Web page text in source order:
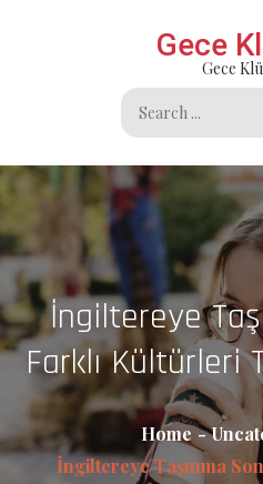
Gece
Gece
Search
for:
İngiltereye
Farklı Kültürleri
Home
İngiltereye Taşınma